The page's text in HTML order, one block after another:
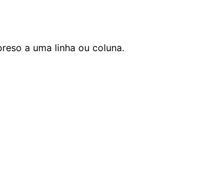
a uma linha ou coluna.